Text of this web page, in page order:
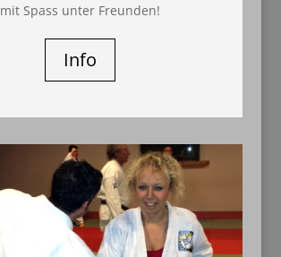
mit Spass unter Freunden!
Info